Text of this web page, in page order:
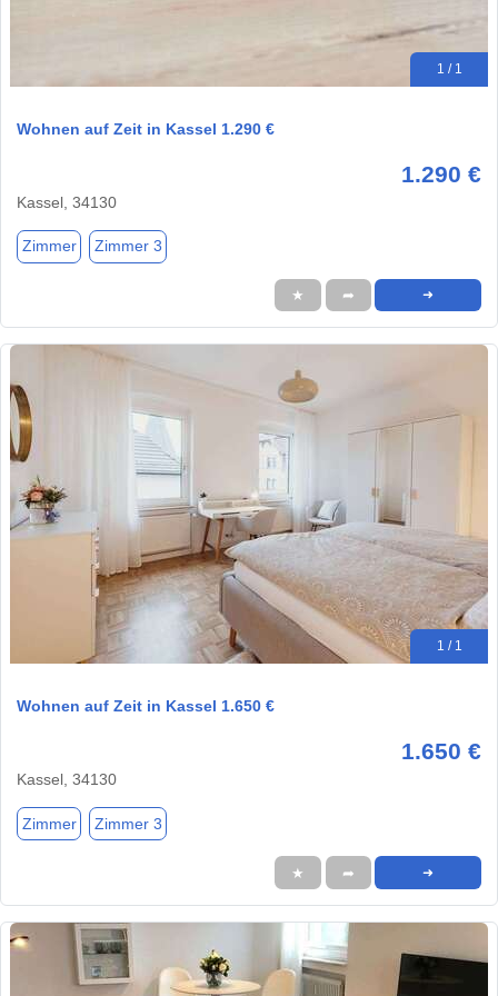
1 / 1
Wohnen auf Zeit in Kassel 1.290 €
1.290 €
Kassel, 34130
Zimmer Zimmer 3
★ ➦ ➜
1 / 1
Wohnen auf Zeit in Kassel 1.650 €
1.650 €
Kassel, 34130
Zimmer Zimmer 3
★ ➦ ➜